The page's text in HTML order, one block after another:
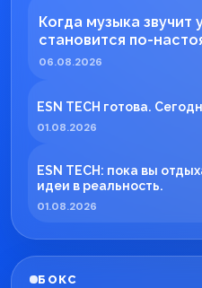
Когда музыка звучит
становится по-
06.08.2026
ESN TECH готова.
01.08.2026
ESN TECH: пока вы
идеи в реальность.
01.08.2026
БОКС